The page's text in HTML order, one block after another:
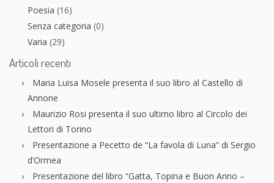
Poesia (16)
Senza categoria (0)
Varia (29)
Articoli recenti
Maria Luisa Mosele presenta il suo libro al Castello di
Annone
Maurizio Rosi presenta il suo ultimo libro al Circolo dei
Lettori di Torino
Presentazione a Pecetto de “La favola di Luna” di Sergio
d’Ormea
Presentazione del libro “Gatta, Topina e Buon Anno –